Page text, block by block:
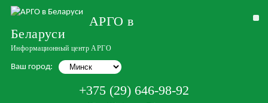
АРГО в
Беларуси
Информационный центр АРГО
Ваш город:
+375 (29) 646-98-92